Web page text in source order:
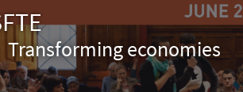
link)
Transforming economies